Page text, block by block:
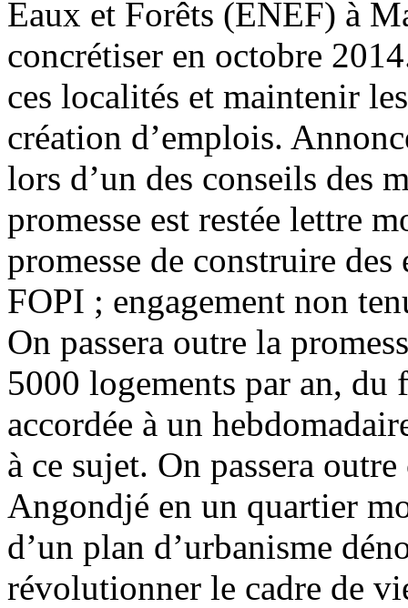
Eaux et Forêts (ENEF) à
concrétiser en octobre
ces localités et maintenir
création d’emplois.
lors d’un des conseils des
promesse est restée lettre
promesse de construire
FOPI ; engagement non
On passera outre la
5000 logements par an,
accordée à un
à ce sujet. On passera
Angondjé en un quartier
d’un plan d’urbanisme
révolutionner le cadre de